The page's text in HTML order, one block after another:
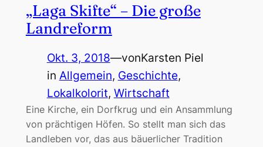
„Laga Skifte“ – Die große
Landreform
Okt. 3, 2018—vonKarsten Piel
in Allgemein, Geschichte
Lokalkolorit, Wirtschaft
Eine Kirche, ein Dorfkrug und ein Ansammlung
von prächtigen Höfen. So stellt man sich das
Landleben vor, das aus bäuerlicher Tradition